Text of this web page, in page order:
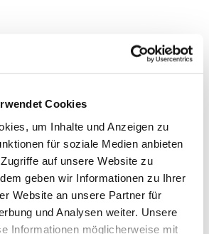
Cookies
um Inhalte und Anzeigen zu
für soziale Medien anbieten
auf unsere Website zu
geben wir Informationen zu Ihrer
Website an unsere Partner für
und Analysen weiter. Unsere
Informationen möglicherweise mit
Sie auch